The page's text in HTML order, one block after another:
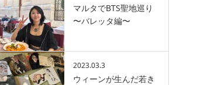
マルタでBTS聖地巡り
〜バレッタ編〜
2023.03.3
ウィーンが生んだ若き